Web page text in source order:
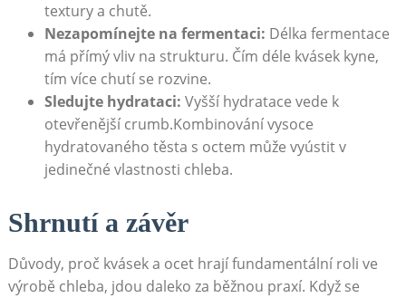
textury a chutě.
Nezapomínejte ‌na fermentaci: Délka⁣ fermentace
má přímý vliv na strukturu. Čím déle kvásek kyne,
tím více chutí se rozvine.
Sledujte hydrataci: Vyšší hydratace vede k
otevřenější crumb.Kombinování vysoce
hydratovaného těsta s ⁣octem může vyústit v
jedinečné vlastnosti chleba.
Shrnutí ​a závěr
Důvody,⁣ proč kvásek a ocet hrají fundamentální roli ve
výrobě chleba, ​jdou daleko ⁣za běžnou praxí. Když‍ se